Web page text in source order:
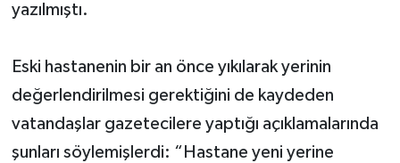
yazılmıştı.
Eski hastanenin bir an önce yıkılarak yerinin
değerlendirilmesi gerektiğini de kaydeden
vatandaşlar gazetecilere yaptığı açıklamalarında
şunları söylemişlerdi: “Hastane yeni yerine